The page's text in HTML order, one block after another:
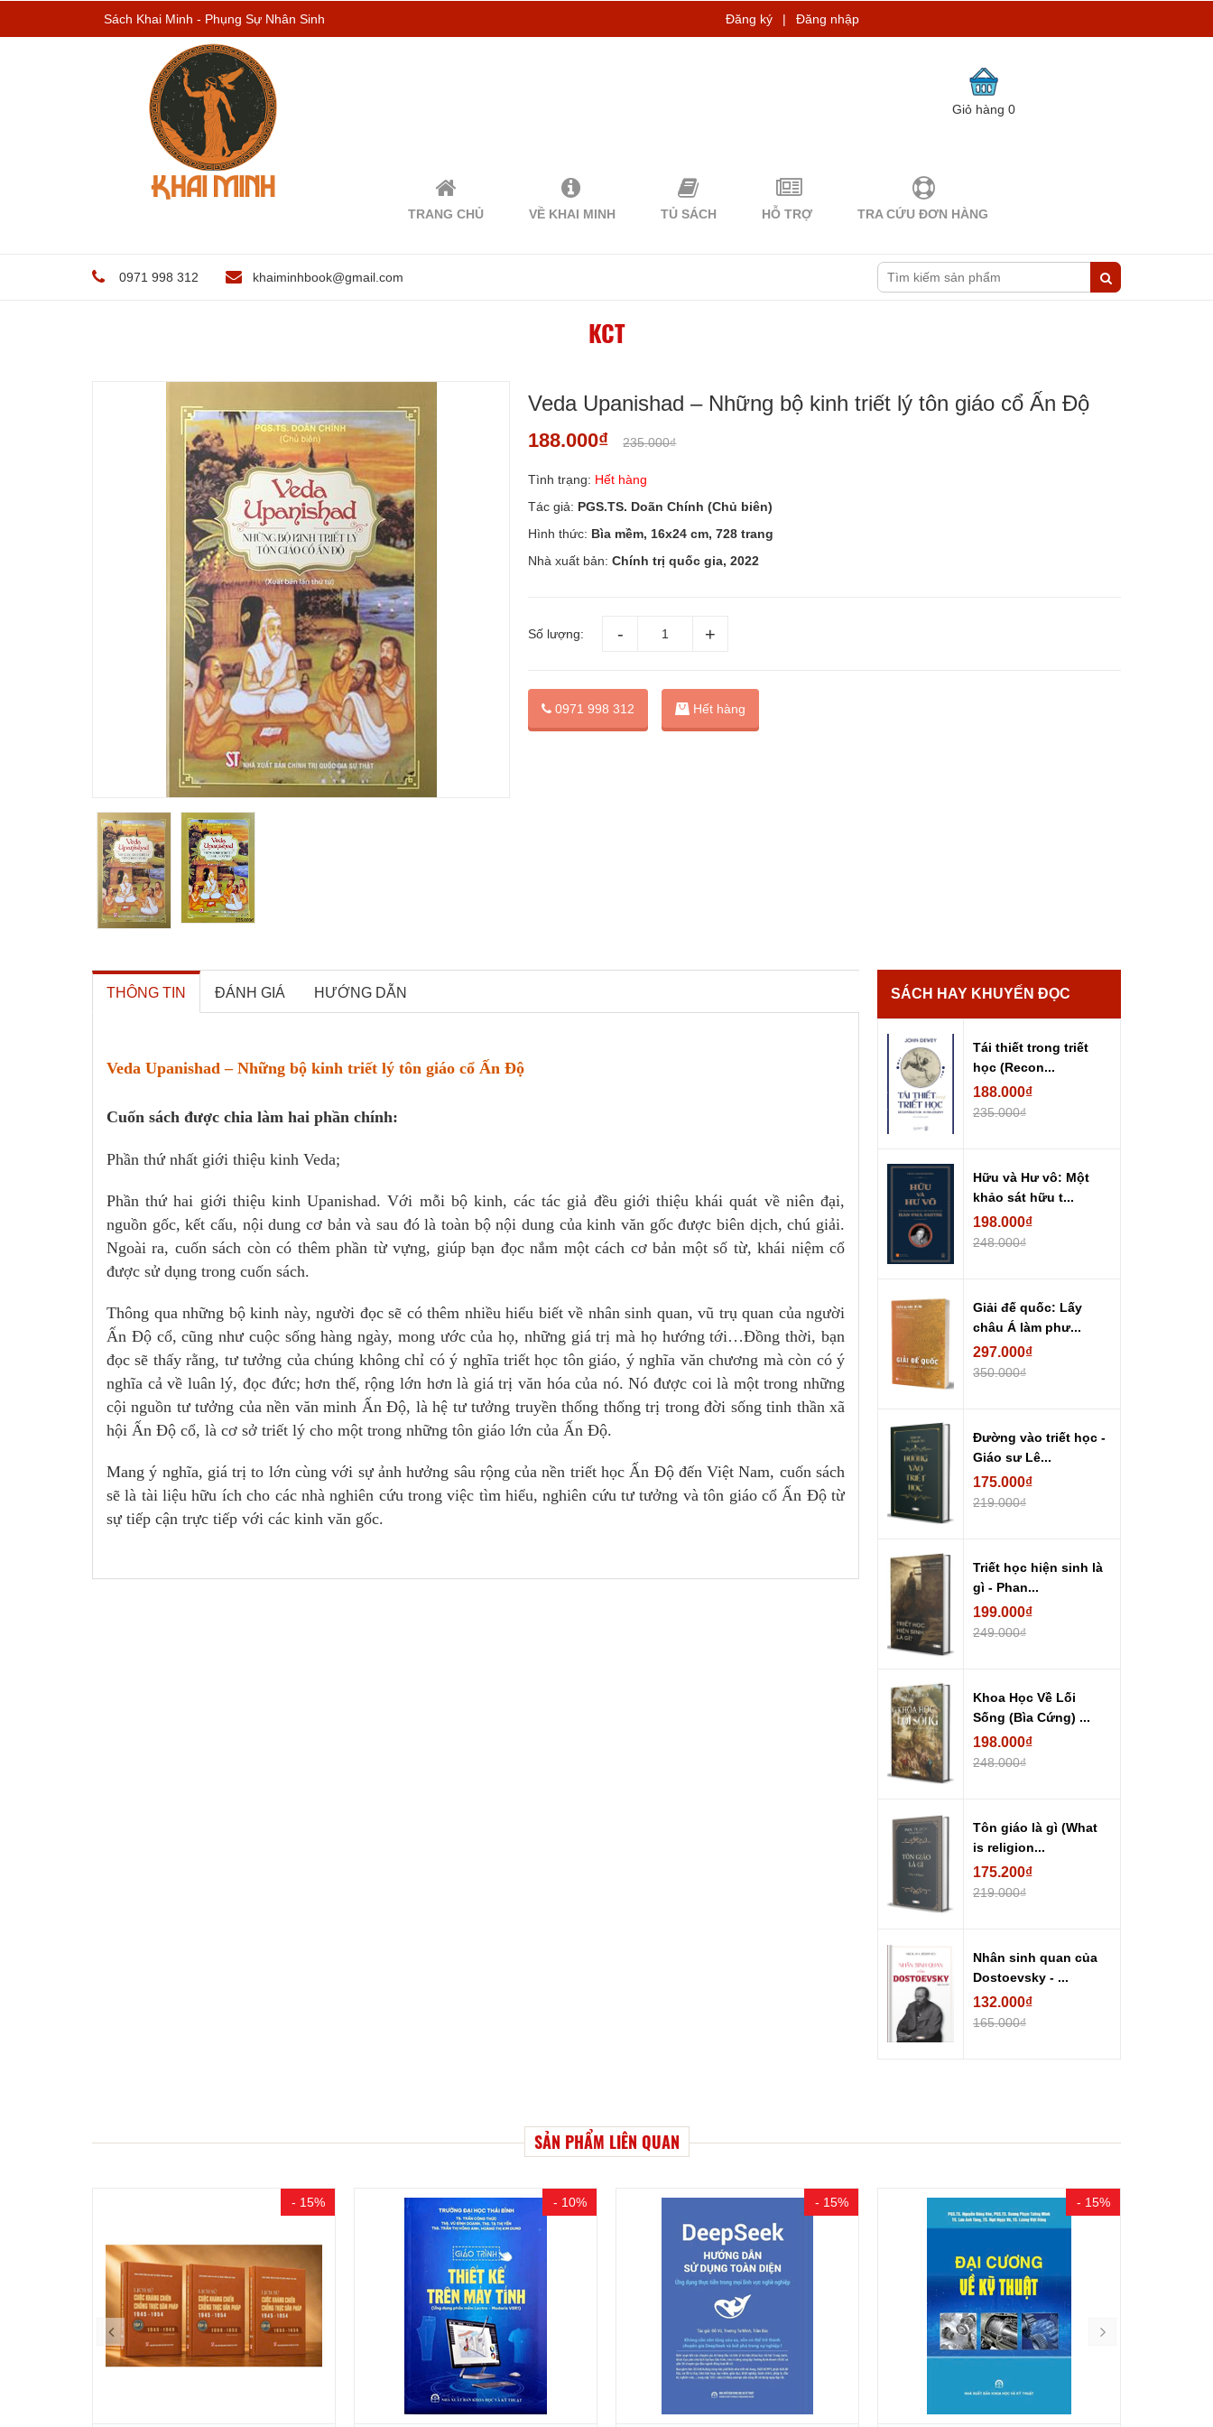
Sách Khai Minh - Phụng Sự Nhân Sinh Đăng ký | Đăng nhập
Giỏ hàng0
TRANG CHỦ VỀ KHAI MINH TỦ SÁCH HỖ TRỢ TRA CỨU ĐƠN HÀNG
0971 998 312 khaiminhbook@gmail.com
KCT
Veda Upanishad – Những bộ kinh triết lý tôn giáo cổ Ấn Độ
188.000₫ 235.000₫
Tình trạng: Hết hàng
Tác giả: PGS.TS. Doãn Chính (Chủ biên)
Hình thức: Bìa mềm, 16x24 cm, 728 trang
Nhà xuất bản: Chính trị quốc gia, 2022
Số lượng:
0971 998 312 Hết hàng
THÔNG TIN ĐÁNH GIÁ HƯỚNG DẪN
Veda Upanishad – Những bộ kinh triết lý tôn giáo cổ Ấn Độ
Cuốn sách được chia làm hai phần chính:
Phần thứ nhất giới thiệu kinh Veda;
Phần thứ hai giới thiệu kinh Upanishad. Với mỗi bộ kinh, các tác giả đều giới thiệu khái quát về niên đại,
nguồn gốc, kết cấu, nội dung cơ bản và sau đó là toàn bộ nội dung của kinh văn gốc được biên dịch, chú giải.
Ngoài ra, cuốn sách còn có thêm phần từ vựng, giúp bạn đọc nắm một cách cơ bản một số từ, khái niệm cổ
được sử dụng trong cuốn sách.
Thông qua những bộ kinh này, người đọc sẽ có thêm nhiều hiểu biết về nhân sinh quan, vũ trụ quan của người
Ấn Độ cổ, cũng như cuộc sống hàng ngày, mong ước của họ, những giá trị mà họ hướng tới…Đồng thời, bạn
đọc sẽ thấy rằng, tư tưởng của chúng không chỉ có ý nghĩa triết học tôn giáo, ý nghĩa văn chương mà còn có ý
nghĩa cả về luân lý, đọc đức; hơn thế, rộng lớn hơn là giá trị văn hóa của nó. Nó được coi là một trong những
cội nguồn tư tưởng của nền văn minh Ấn Độ, là hệ tư tưởng truyền thống thống trị trong đời sống tinh thần xã
hội Ấn Độ cổ, là cơ sở triết lý cho một trong những tôn giáo lớn của Ấn Độ.
Mang ý nghĩa, giá trị to lớn cùng với sự ảnh hưởng sâu rộng của nền triết học Ấn Độ đến Việt Nam, cuốn sách
sẽ là tài liệu hữu ích cho các nhà nghiên cứu trong việc tìm hiểu, nghiên cứu tư tưởng và tôn giáo cổ Ấn Độ từ
sự tiếp cận trực tiếp với các kinh văn gốc.
SÁCH HAY KHUYẾN ĐỌC
Tái thiết trong triết
học (Recon...
188.000₫
235.000₫
Hữu và Hư vô: Một
khảo sát hữu t...
198.000₫
248.000₫
Giải đế quốc: Lấy
châu Á làm phư...
297.000₫
350.000₫
Đường vào triết học -
Giáo sư Lê...
175.000₫
219.000₫
Triết học hiện sinh là
gì - Phan...
199.000₫
249.000₫
Khoa Học Về Lối
Sống (Bìa Cứng) ...
198.000₫
248.000₫
Tôn giáo là gì (What
is religion...
175.200₫
219.000₫
Nhân sinh quan của
Dostoevsky - ...
132.000₫
165.000₫
SẢN PHẨM LIÊN QUAN
- 10% - 15% - 15% - 15%